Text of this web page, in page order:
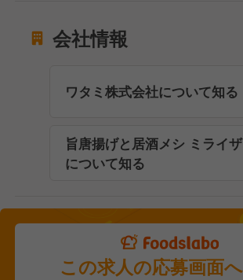
会社情報
ワタミ株式会社について知る
旨唐揚げと居酒メシ ミライ
について知る
この求人の応募画面